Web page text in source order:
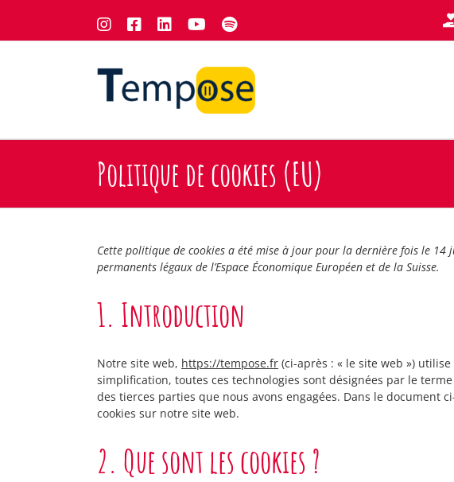
contenu
InstagramFacebookLinkedInYouTubeSpotify
Politique de cookies (EU)
Cette politique de cookies a été mise à jour pour la dernière fois le 14
permanents légaux de l’Espace Économique Européen et de la Suisse.
1. Introduction
Notre site web, https://tempose.fr (ci-après : « le site web »)
simplification, toutes ces technologies sont désignées par le
des tierces parties que nous avons engagées. Dans le document
cookies sur notre site web.
2. Que sont les cookies ?